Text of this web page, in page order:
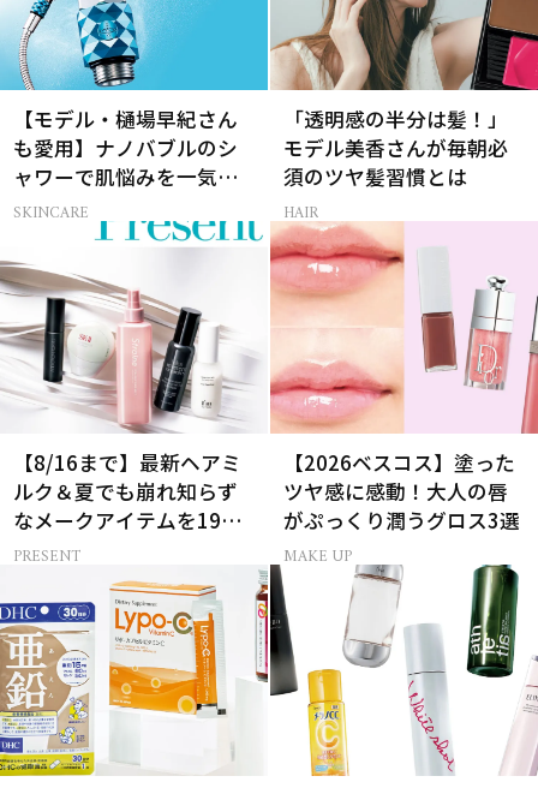
【モデル・樋場早紀さん
も愛用】ナノバブルのシ
ャワーで肌悩みを一気に
解決
SKINCARE
「透明感の半分は髪！」
モデル美香さんが毎朝必
須のツヤ髪習慣とは
HAIR
【8/16まで】最新ヘアミ
ルク＆夏でも崩れ知らず
なメークアイテムを19名
様にプレゼント！
PRESENT
【2026ベスコス】塗った
ツヤ感に感動！大人の唇
がぷっくり潤うグロス3選
MAKE UP